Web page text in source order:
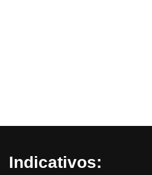
Indicativos: